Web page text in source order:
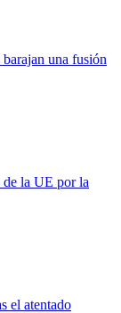
una fusión
de la UE por la
el atentado